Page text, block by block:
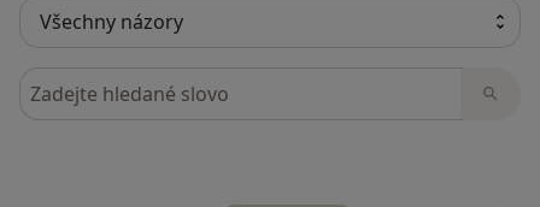
Hledejte v názorech